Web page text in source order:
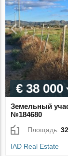
€ 38 000
Земельный
№184680
Площадь:
IAD Real Estate